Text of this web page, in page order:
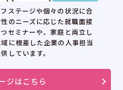
ステージや個々の状況に合
のニーズに応じた就職面接
セミナーや、家庭と両立し
に根差した企業の人事担当
しています。
ジはこちら